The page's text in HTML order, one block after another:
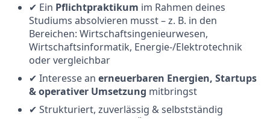
✔ Ein Pflichtpraktikum im Rahmen deines
Studiums absolvieren musst – z. B. in den
Bereichen: Wirtschaftsingenieurwesen,
Wirtschaftsinformatik, Energie-/Elektrotechnik
oder vergleichbar
✔ Interesse an erneuerbaren Energien, Startups
& operativer Umsetzung mitbringst
✔ Strukturiert, zuverlässig & selbstständig